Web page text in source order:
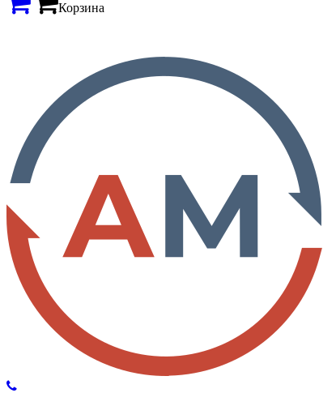
Корзина